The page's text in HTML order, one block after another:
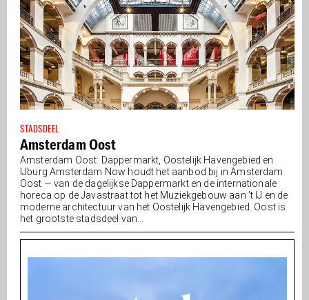
STADSDEEL
Amsterdam Oost
Amsterdam Oost: Dappermarkt, Oostelijk Havengebied en
IJburg Amsterdam Now houdt het aanbod bij in Amsterdam
Oost — van de dagelijkse Dappermarkt en de internationale
horeca op de Javastraat tot het Muziekgebouw aan ’t IJ en de
moderne architectuur van het Oostelijk Havengebied. Oost is
het grootste stadsdeel van...